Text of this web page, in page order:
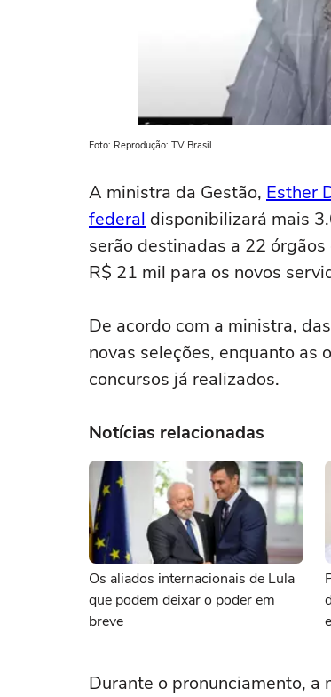
Foto: Reprodução: TV Brasil
A ministra da Gestão, Esther
federal disponibilizará mais
serão destinadas a 22
R$ 21 mil para os novos
De acordo com a ministra,
novas seleções, enquanto as
concursos já realizados.
Notícias relacionadas
Os aliados internacionais de Lula
que podem deixar o poder em
breve
Durante o pronunciamento, a